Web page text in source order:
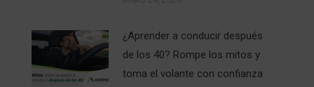
¿Aprender a conducir después
de los 40? Rompe los mitos y
toma el volante con confianza